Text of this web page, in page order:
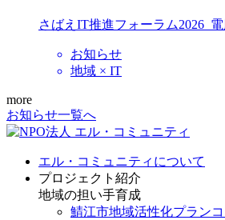
さばえIT推進フォーラム2026_
お知らせ
地域 × IT
more
お知らせ一覧へ
エル・コミュニティについて
プロジェクト紹介
地域の担い手育成
鯖江市地域活性化プランコ